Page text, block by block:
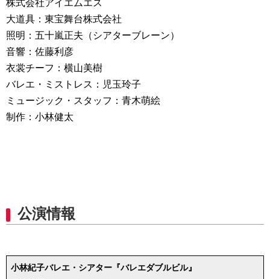
株式会社アイエムエス
大道具：東宝舞台株式会社
照明：五十嵐正夫（シアターブレーン）
音響：佐藤利彦
衣裳チーフ：横山美樹
バレエ・ミストレス：児玉玲子
ミュージック・スタッフ：青木萌絵
制作：小林健太
公演情報
小林紀子バレエ・シアター『バレエダブルビル』